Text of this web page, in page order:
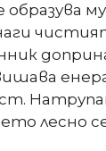
образува
лесно